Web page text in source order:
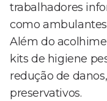
trabalhadores
como
Além do
kits de higiene
redução de
preservativos.